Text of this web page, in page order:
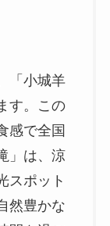
「小城羊
す。この
感で全国
」は、涼
スポット
然豊かな